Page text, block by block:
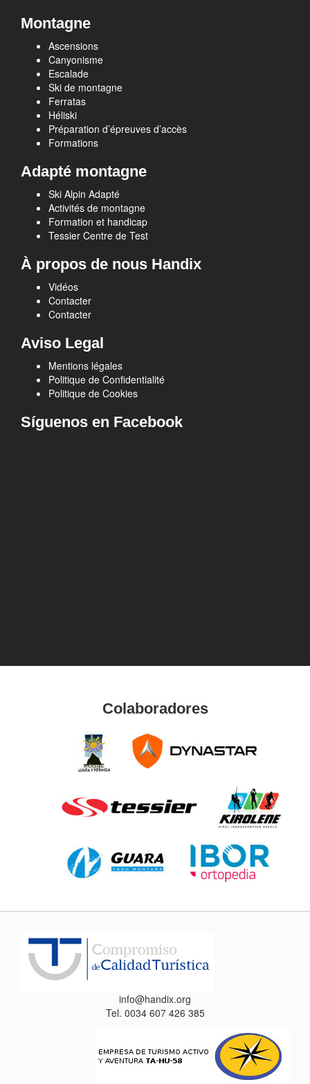
Montagne
Ascensions
Canyonisme
Escalade
Ski de montagne
Ferratas
Héliski
Préparation d’épreuves d’accès
Formations
Adapté montagne
Ski Alpin Adapté
Activités de montagne
Formation et handicap
Tessier Centre de Test
À propos de nous Handix
Vidéos
Contacter
Contacter
Aviso Legal
Mentions légales
Politique de Confidentialité
Politique de Cookies
Síguenos en Facebook
Colaboradores
info@handix.org
Tel. 0034 607 426 385